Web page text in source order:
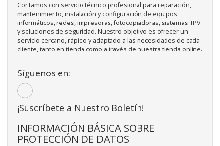
Contamos con servicio técnico profesional para reparación,
mantenimiento, instalación y configuración de equipos
informáticos, redes, impresoras, fotocopiadoras, sistemas TPV
y soluciones de seguridad. Nuestro objetivo es ofrecer un
servicio cercano, rápido y adaptado a las necesidades de cada
cliente, tanto en tienda como a través de nuestra tienda online.
Síguenos en:
¡Suscríbete a Nuestro Boletín!
INFORMACIÓN BÁSICA SOBRE
PROTECCIÓN DE DATOS